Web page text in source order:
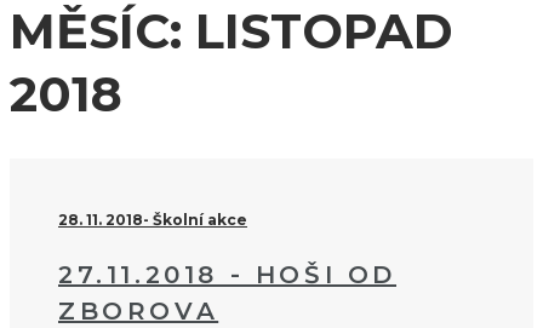
MĚSÍC: LISTOPAD
2018
28. 11. 2018 Školní akce
27.11.2018 - HOŠI OD
ZBOROVA